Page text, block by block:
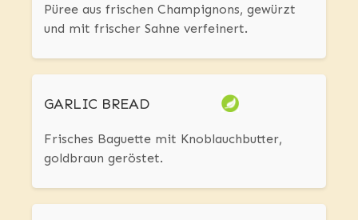
Püree aus frischen Champignons, gewürzt
und mit frischer Sahne verfeinert.
GARLIC BREAD
Frisches Baguette mit Knoblauchbutter,
goldbraun geröstet.